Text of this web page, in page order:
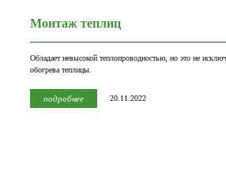
Монтаж теплиц
Обладает невысокой теплопроводностью, но это не
обогрева теплицы.
подробнее 20.11.2022